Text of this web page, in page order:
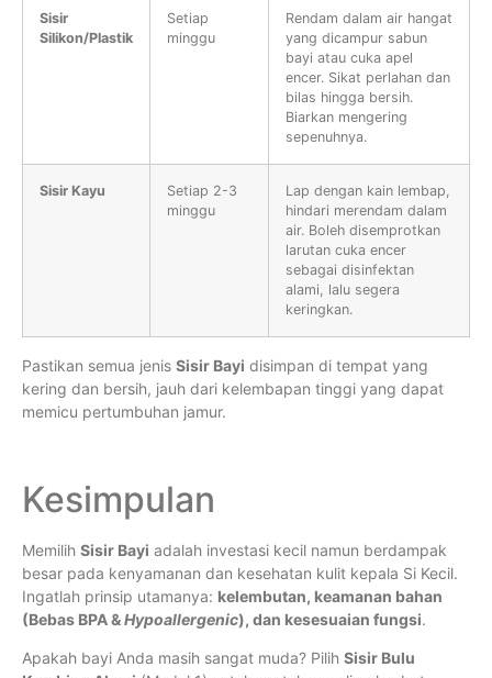
Sisir
Silikon/Plastik
Setiap
minggu
Rendam dalam air hangat
yang dicampur sabun
bayi atau cuka apel
encer. Sikat perlahan dan
bilas hingga bersih.
Biarkan mengering
sepenuhnya.
Sisir Kayu
Setiap 2-3
minggu
Lap dengan kain lembap,
hindari merendam dalam
air. Boleh disemprotkan
larutan cuka encer
sebagai disinfektan
alami, lalu segera
keringkan.
Pastikan semua jenis Sisir Bayi disimpan di tempat yang
kering dan bersih, jauh dari kelembapan tinggi yang dapat
memicu pertumbuhan jamur.
Kesimpulan
Memilih Sisir Bayi adalah investasi kecil namun berdampak
besar pada kenyamanan dan kesehatan kulit kepala Si Kecil.
Ingatlah prinsip utamanya: kelembutan, keamanan bahan
(Bebas BPA &Hypoallergenic), dan kesesuaian fungsi.
Apakah bayi Anda masih sangat muda? Pilih Sisir Bulu